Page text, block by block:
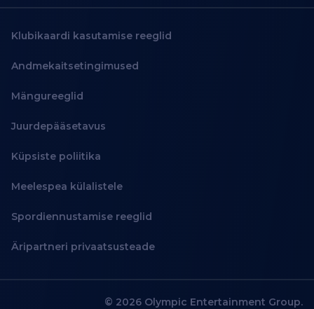
Klubikaardi kasutamise reeglid
Andmekaitsetingimused
Mängureeglid
Juurdepääsetavus
Küpsiste poliitika
Meelespea külalistele
Spordiennustamise reeglid
Äripartneri privaatsusteade
© 2026 Olympic Entertainment Group.